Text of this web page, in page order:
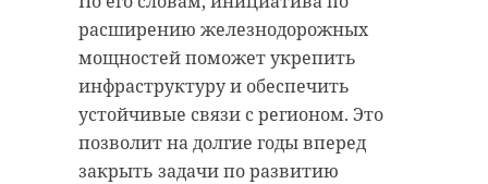
расширению железнодорожных
мощностей поможет укрепить
инфраструктуру и обеспечить
устойчивые связи с регионом. Это
позволит на долгие годы вперед
закрыть задачи по развитию